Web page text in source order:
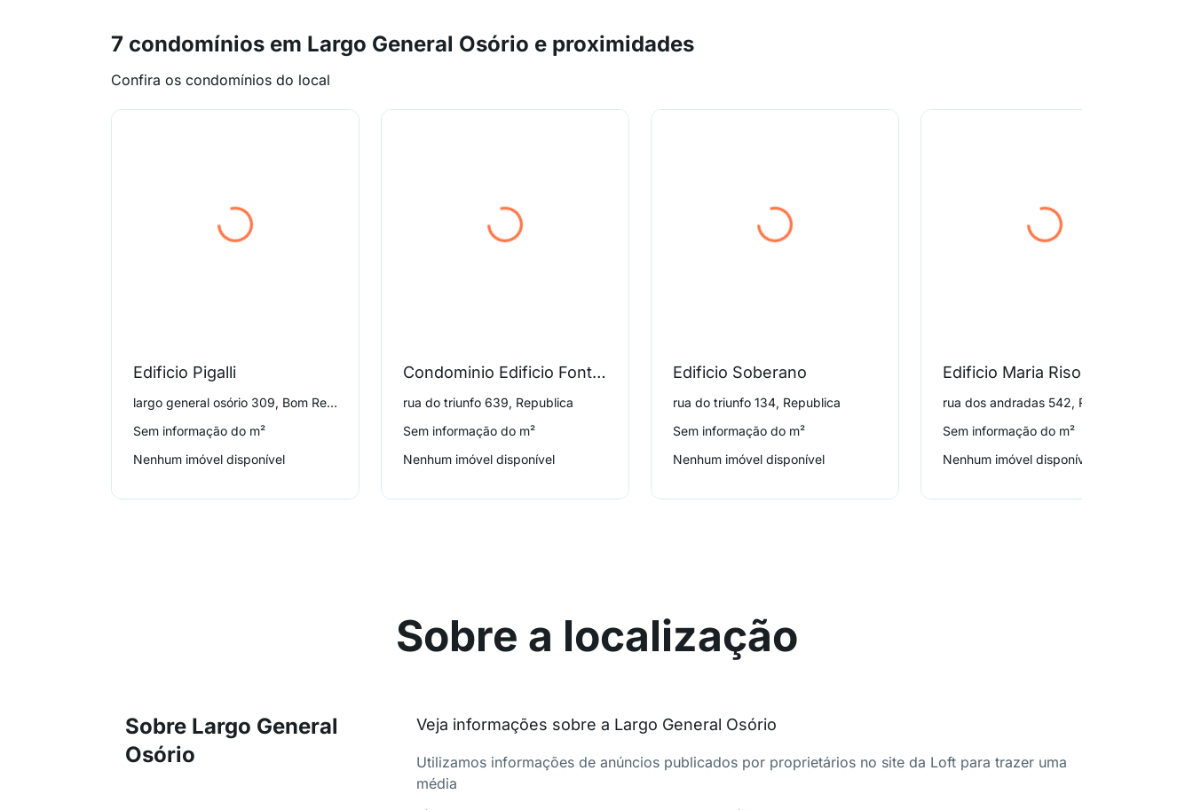
7 condomínios em Largo General Osório e proximidades
Confira os condomínios do local
Edificio Pigalli
largo general osório 309, Bom Retiro
Sem informação do m²
Nenhum imóvel disponível
Condominio Edificio Fontana Di Trevi
rua do triunfo 639, Republica
Sem informação do m²
Nenhum imóvel disponível
Edificio Soberano
rua do triunfo 134, Republica
Sem informação do m²
Nenhum imóvel disponível
Edificio Maria Risoleta
rua dos andradas 542, Republica
Sem informação do m²
Nenhum imóvel disponível
Sobre a localização
Sobre Largo General
Osório
Veja informações sobre a Largo General Osório
Utilizamos informações de anúncios publicados por proprietários no site da Loft para trazer uma
média